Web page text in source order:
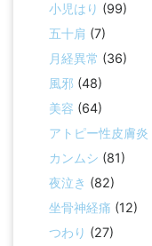
小児はり (99)
五十肩 (7)
月経異常 (36)
風邪 (48)
美容 (64)
アトピー性皮膚炎
カンムシ (81)
夜泣き (82)
坐骨神経痛 (12)
つわり (27)